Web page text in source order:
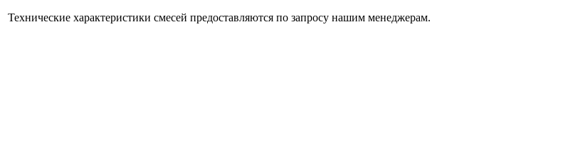
Технические характеристики смесей предоставляются по запросу нашим менеджерам.